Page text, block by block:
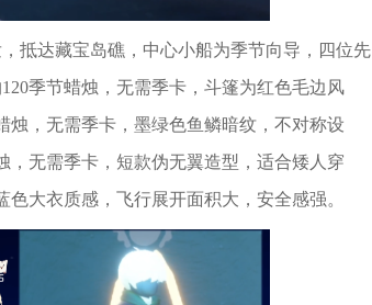
抵达藏宝岛礁，中心小船为季节向导，四位先
季节蜡烛，无需季卡，斗篷为红色毛边风
烛，无需季卡，墨绿色鱼鳞暗纹，不对称设
，无需季卡，短款伪无翼造型，适合矮人穿
大衣质感，飞行展开面积大，安全感强。